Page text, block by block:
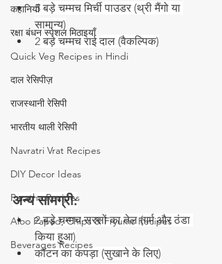
कहानियाँ
रक्षा बंधन स्पेशल मिठाइयाँ
Quick Veg Recipes in Hindi
दाल रेसिपीज़
राजस्थानी रेसिपी
भारतीय थाली रेसिपी
Navratri Vrat Recipes
DIY Decor Ideas
Paratha Recipes
Aloo Papad, Chips & Fryums Recipes
Beverages Recipes
5 बड़े चम्मच मिर्ची पाउडर (थ्री मैंगो या
सामान्य)
2 बड़े चम्मच राई दाल (वैकल्पिक)
अन्य सामग्री:
2 बड़े चम्मच सरसों का तेल (गर्म और ठंडा
किया हुआ)
कॉटन का कपड़ा (सुखाने के लिए)